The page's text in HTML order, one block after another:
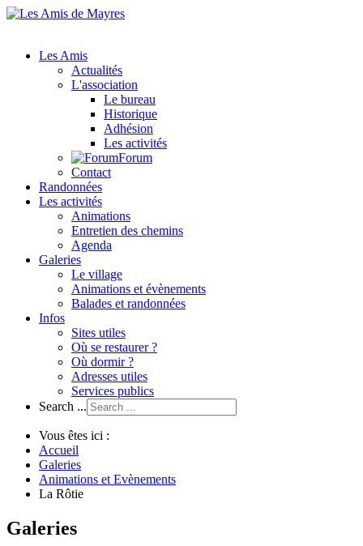
Les Amis
Actualités
L'association
Le bureau
Historique
Adhésion
Les activités
Forum
Contact
Randonnées
Les activités
Animations
Entretien des chemins
Agenda
Galeries
Le village
Animations et évènements
Balades et randonnées
Infos
Sites utiles
Où se restaurer ?
Où dormir ?
Adresses utiles
Services publics
Search ...
Vous êtes ici :
Accueil
Galeries
Animations et Evènements
La Rôtie
Galeries